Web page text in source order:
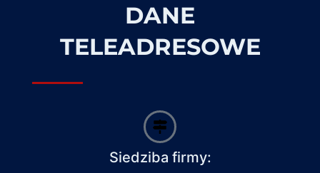
DANE
TELEADRESOWE
Siedziba firmy: